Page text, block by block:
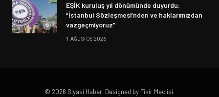
EŞİK kuruluş yıl dönümünde duyurdu:
“İstanbul Sözleşmesi’nden ve haklarımızdan
vazgeçmiyoruz”
1 AĞUSTOS 2026
© 2026 Siyasi Haber. Designed by Fikir Meclisi.